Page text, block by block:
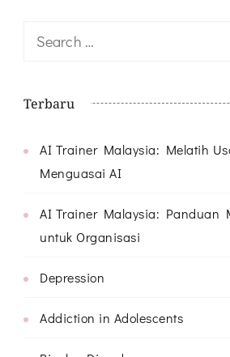
Search
Terbaru
AI Trainer Malaysia: Melatih
Menguasai AI
AI Trainer Malaysia: Panduan
untuk Organisasi
Depression
Addiction in Adolescents